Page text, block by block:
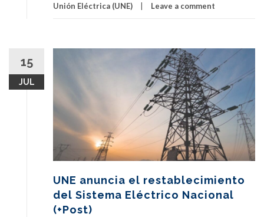
Unión Eléctrica (UNE) Leave a comment
15
JUL
UNE anuncia el restablecimiento
del Sistema Eléctrico Nacional
(+Post)